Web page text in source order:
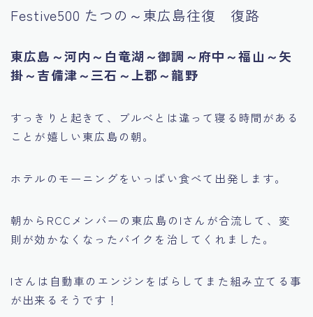
Festive500 たつの～東広島往復 復路
東広島～河内～白竜湖～御調～府中～福山～矢
掛～吉備津～三石～上郡～龍野
すっきりと起きて、ブルべとは違って寝る時間がある
ことが嬉しい東広島の朝。
ホテルのモーニングをいっぱい食べて出発します。
朝からRCCメンバーの東広島のIさんが合流して、変
則が効かなくなったバイクを治してくれました。
Iさんは自動車のエンジンをばらしてまた組み立てる事
が出来るそうです！